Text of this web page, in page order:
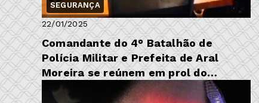
SEGURANÇA
22/01/2025
Comandante do 4° Batalhão de
Polícia Militar e Prefeita de Aral
Moreira se reúnem em prol do
fortalecimento da segura...